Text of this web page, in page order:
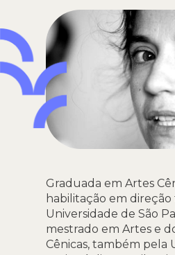
Graduada em Artes
habilitação em
Universidade de São
mestrado em Artes e
Cênicas, também pela